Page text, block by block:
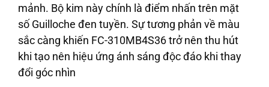
mảnh. Bộ kim này chính là điểm nhấn trên mặt
số Guilloche đen tuyền. Sự tương phản về màu
sắc càng khiến FC-310MB4S36 trở nên thu hút
khi tạo nên hiệu ứng ánh sáng độc đáo khi thay
đổi góc nhìn